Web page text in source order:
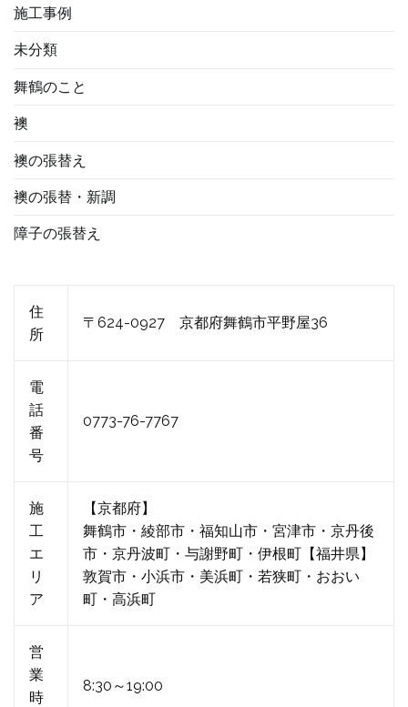
施工事例
未分類
舞鶴のこと
襖
襖の張替え
襖の張替・新調
障子の張替え
住
所
〒624-0927 京都府舞鶴市平野屋36
電
話
番
号
0773-76-7767
施
工
エ
リ
ア
【京都府】
舞鶴市・綾部市・福知山市・宮津市・京丹後
市・京丹波町・与謝野町・伊根町【福井県】
敦賀市・小浜市・美浜町・若狭町・おおい
町・高浜町
営
業
時
8:30～19:00